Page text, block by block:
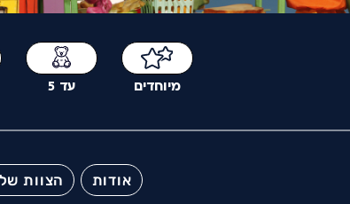
מיוחדים עד 5
אודות הצוות